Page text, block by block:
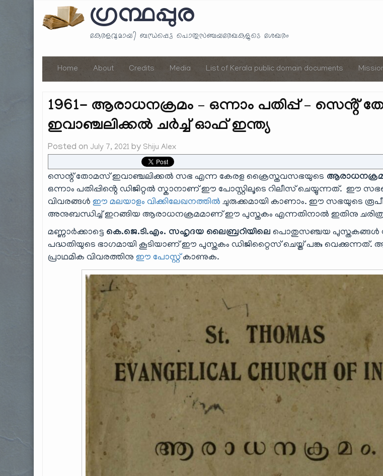
ഗ്രന്ഥപ്പുര
കേരളവുമായി ബന്ധപ്പെട്ട പൊതുസഞ്ചയരേഖകളുടെ ശേഖരം
Home About Credits Media List of Kerala public domain documents
1961- ആരാധനക്രമം – ഒന്നാം പതിപ്പ് – സെൻ്റ്
ഇവാഞ്ചലിക്കൽ ചർച്ച് ഓഫ് ഇന്ത്യ
Posted on July 7, 2021 by Shiju Alex
സെന്റ് തോമസ് ഇവാഞ്ചലിക്കൽ സഭ എന്ന കേരള ക്രൈസ്തവസഭയുടെ
ഒന്നാം പതിപ്പിൻ്റെ ഡിജിറ്റൽ സ്കാനാണ് ഈ പോസ്റ്റിലൂടെ റിലീസ് ചെയ്യുന്നത്. ഈ
വിവരങ്ങൾഈ മലയാളം വിക്കിലേഖനത്തിൽ ചുരുക്കമായി കാണാം. ഈ സഭയുടെ
അനുബന്ധിച്ച് ഇറങ്ങിയ ആരാധനക്രമമാണ് ഈ പുസ്തകം എന്നതിനാൽ ഇതിനു
മണ്ണാർക്കാട്ടെ കെ.ജെ.ടി.എം. സഹൃദയ ലൈബ്രറിയിലെ പൊതുസഞ്ചയ പുസ്തകങ്ങൾ
പദ്ധതിയുടെ ഭാഗമായി കൂടിയാണ് ഈ പുസ്തകം ഡിജിറ്റൈസ് ചെയ്ത് പങ്കു വെക്കുന്നത്. ആ
പ്രാഥമിക വിവരത്തിനുഈ പോസ്റ്റ്കാണുക.